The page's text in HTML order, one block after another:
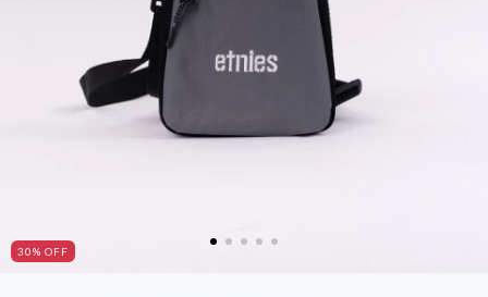
30% OFF